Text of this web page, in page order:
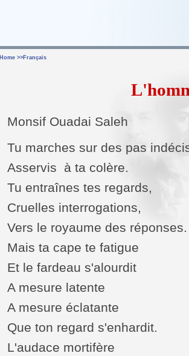
Home >> Français
Monsif Ouadai Saleh
Tu marches sur des pas
Asservis à ta colère.
Tu entraînes tes regards,
Cruelles interrogations,
Vers le royaume des réponses.
Mais ta cape te fatigue
Et le fardeau s'alourdit
A mesure latente
A mesure éclatante
Que ton regard s'enhardit.
L'audace mortifère